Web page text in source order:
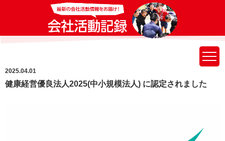
2025.04.01
健康経営優良法人2025(中小規模法人) に認定されました